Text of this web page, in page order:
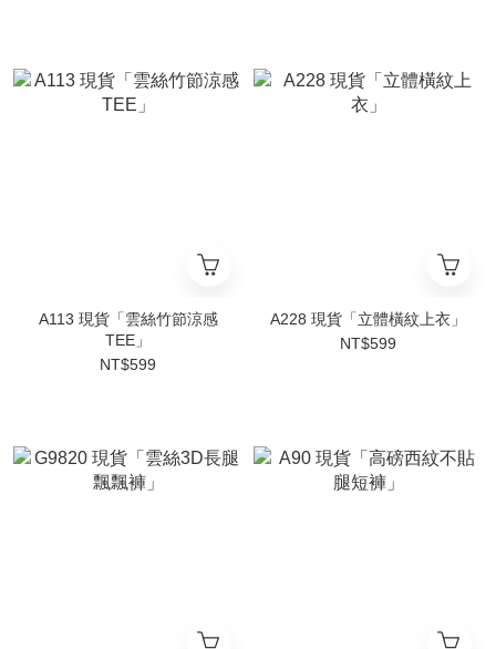
A113 現貨「雲絲竹節涼感
TEE」
NT$599
A228 現貨「立體橫紋上衣」
NT$599